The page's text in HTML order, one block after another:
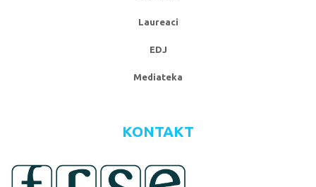
Laureaci
EDJ
Mediateka
KONTAKT